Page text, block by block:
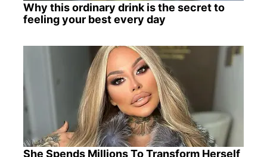
Why this ordinary drink is the secret to
feeling your best every day
She Spends Millions To Transform Herself